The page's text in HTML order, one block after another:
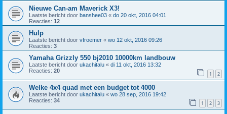
Nieuwe Can-am Maverick X3!
Laatste bericht door banshee03 « do 20 okt, 2016 04:01
Reacties: 12
Hulp
Laatste bericht door vfroemer « wo 12 okt, 2016 09:26
Reacties: 3
Yamaha Grizzly 550 bj2010 10000km landbouw
Laatste bericht door ukachitalu « di 11 okt, 2016 13:32
Reacties: 20 1 2
Welke 4x4 quad met een budget tot 4000
Laatste bericht door ukachitalu « wo 28 sep, 2016 19:42
Reacties: 34 1 2 3